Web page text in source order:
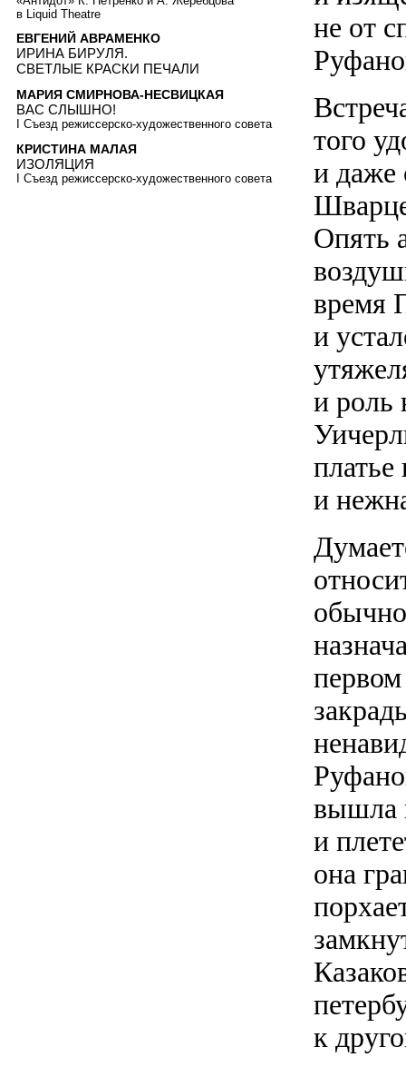
не от
того
и даже
Опять
время
и
и роль
и
вышла
и
она
к
в Liquid Theatre
ЕВГЕНИЙ АВРАМЕНКО
ИРИНА БИРУЛЯ.
СВЕТЛЫЕ КРАСКИ ПЕЧАЛИ
МАРИЯ СМИРНОВА-НЕСВИЦКАЯ
ВАС СЛЫШНО!
I Съезд режиссерско-художественного совета
КРИСТИНА МАЛАЯ
ИЗОЛЯЦИЯ
I Съезд режиссерско-художественного совета